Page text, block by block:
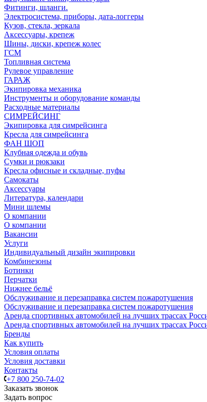
Фитинги, шланги.
Электросистема, приборы, дата-логгеры
Кузов, стекла, зеркала
Аксессуары, крепеж
Шины, диски, крепеж колес
ГСМ
Топливная система
Рулевое управление
ГАРАЖ
Экипировка механика
Инструменты и оборудование команды
Расходные материалы
СИМРЕЙСИНГ
Экипировка для симрейсинга
Кресла для симрейсинга
ФАН ШОП
Клубная одежда и обувь
Сумки и рюкзаки
Кресла офисные и складные, пуфы
Самокаты
Аксессуары
Литература, календари
Мини шлемы
О компании
О компании
Вакансии
Услуги
Индивидуальный дизайн экипировки
Комбинезоны
Ботинки
Перчатки
Нижнее бельё
Обслуживание и перезаправка систем пожаротушения
Обслуживание и перезаправка систем пожаротушения
Аренда спортивных автомобилей на лучших трассах
Аренда спортивных автомобилей на лучших трассах
Бренды
Как купить
Условия оплаты
Условия доставки
Контакты
+7 800 250-74-02
Заказать звонок
Задать вопрос